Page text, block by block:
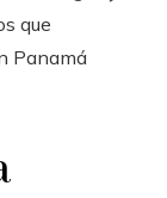
que
Panamá